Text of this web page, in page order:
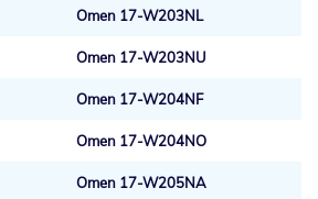
Omen 17-W203NL
Omen 17-W203NU
Omen 17-W204NF
Omen 17-W204NO
Omen 17-W205NA